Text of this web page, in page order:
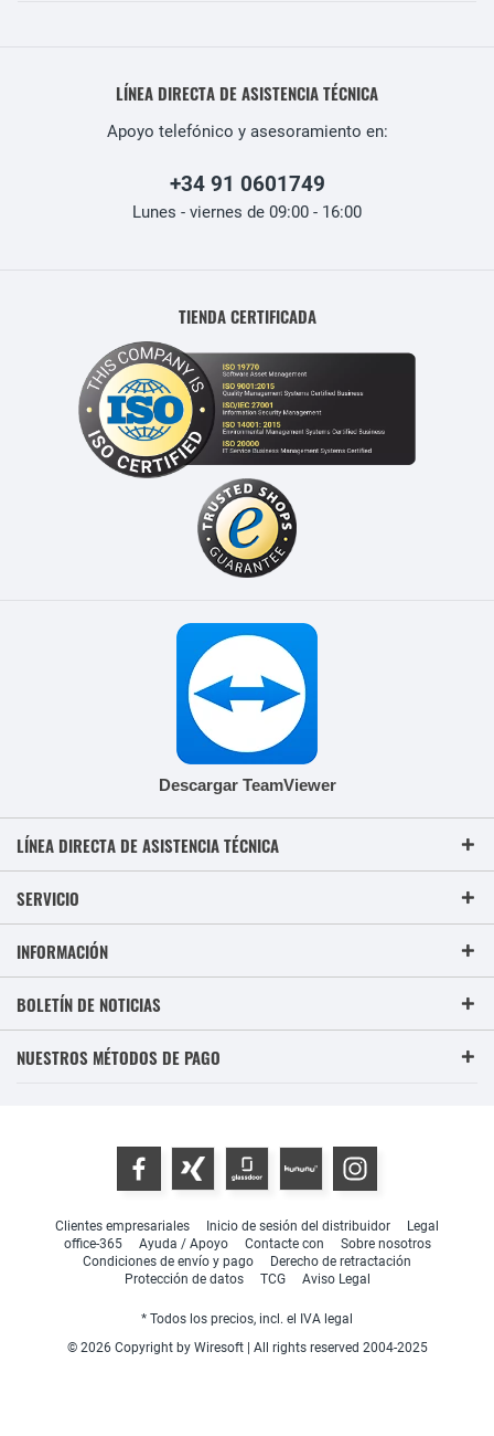
LÍNEA DIRECTA DE ASISTENCIA TÉCNICA
Apoyo telefónico y asesoramiento en:
+34 91 0601749
Lunes - viernes de 09:00 - 16:00
TIENDA CERTIFICADA
Descargar TeamViewer
LÍNEA DIRECTA DE ASISTENCIA TÉCNICA
SERVICIO
INFORMACIÓN
BOLETÍN DE NOTICIAS
NUESTROS MÉTODOS DE PAGO
Clientes empresariales Inicio de sesión del distribuidor
Legal
office-365
Ayuda / Apoyo Contacte con
Sobre nosotros
Condiciones de envío y pago
Derecho de retractación
Protección de datos
TCG Aviso Legal
* Todos los precios, incl. el IVA legal
© 2026 Copyright by Wiresoft | All rights reserved 2004-2025